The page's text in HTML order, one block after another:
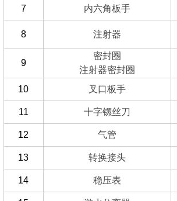
7 内六角板手
8 注射器
9
密封圈
注射器密封圈
10
叉口板手
11 十字镙丝刀
12 气管
13 转换接头
14 稳压表